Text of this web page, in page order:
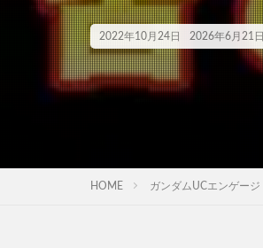
2022年10月24日 2026年6月21日
HOME ガンダムUCエンゲージ